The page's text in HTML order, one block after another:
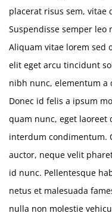
placerat risus sem, vitae
Suspendisse semper leo
Aliquam vitae lorem sed
elit eget arcu tincidunt
nibh nunc, elementum a
Donec id felis a ipsum
quam nunc, eget laoreet
interdum condimentum.
auctor, neque velit
id nunc. Pellentesque
netus et malesuada
nulla non molestie